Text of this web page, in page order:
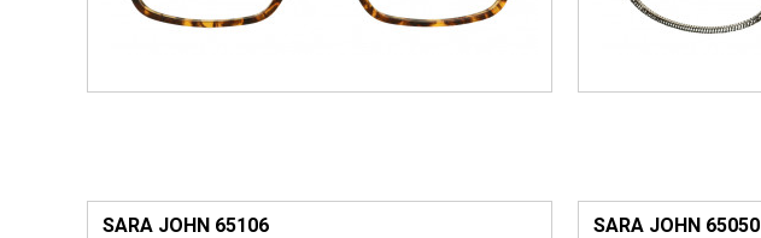
SARA JOHN 65106 SARA JOHN 65050